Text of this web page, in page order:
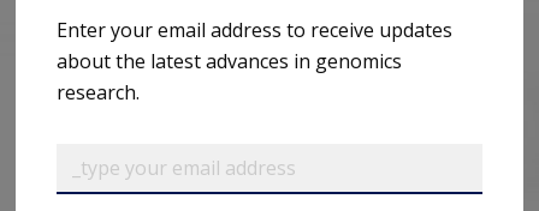
Enter your email address to receive updates
about the latest advances in genomics
research.